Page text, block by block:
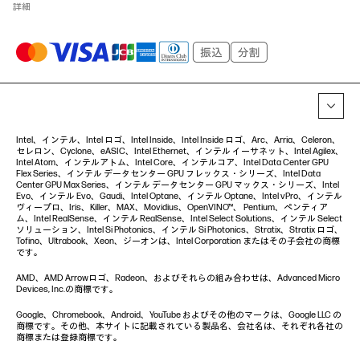
詳細
Intel、インテル、Intel ロゴ、Intel Inside、Intel Inside ロゴ、Arc、Arria、Celeron、
セレロン、Cyclone、eASIC、Intel Ethernet、インテル イーサネット、Intel Agilex、
Intel Atom、インテルアトム、Intel Core、インテルコア、Intel Data Center GPU
Flex Series、インテル データセンター GPU フレックス・シリーズ、Intel Data
Center GPU Max Series、インテル データセンター GPU マックス・シリーズ、Intel
Evo、インテル Evo、Gaudi、Intel Optane、インテル Optane、Intel vPro、インテル
ヴィープロ、Iris、Killer、MAX、Movidius、OpenVINO™、 Pentium、ペンティア
ム、Intel RealSense、インテル RealSense、Intel Select Solutions、インテル Select
ソリューション、Intel Si Photonics、インテル Si Photonics、Stratix、Stratix ロゴ、
Tofino、Ultrabook、Xeon、ジーオンは、Intel Corporation またはその子会社の商標
です。
AMD、AMD Arrowロゴ、Radeon、およびそれらの組み合わせは、Advanced Micro
Devices, Inc.の商標です。
Google、Chromebook、Android、YouTube およびその他のマークは、Google LLC の
商標です。その他、本サイトに記載されている製品名、会社名は、それぞれ各社の
商標または登録商標です。